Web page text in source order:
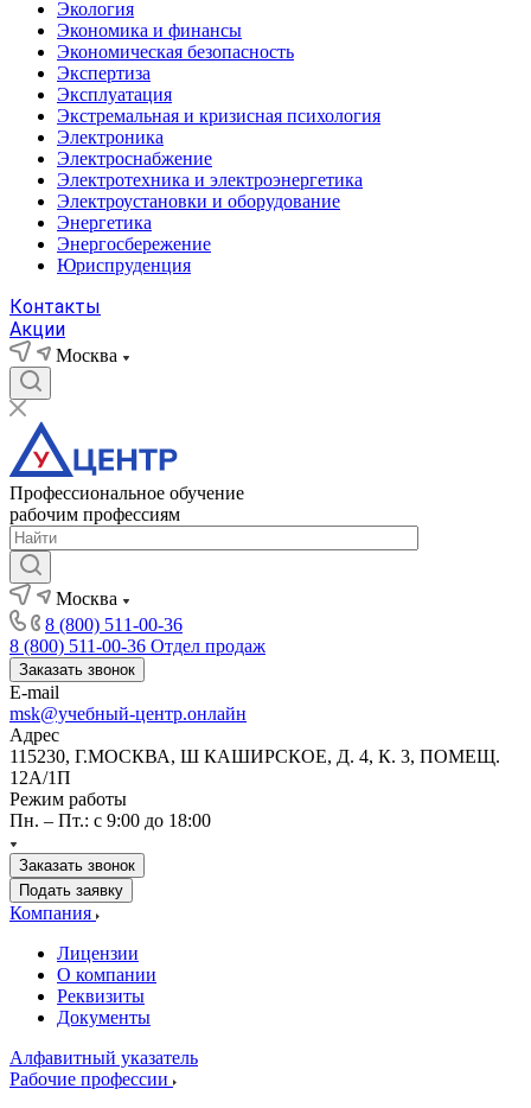
Экология
Экономика и финансы
Экономическая безопасность
Экспертиза
Эксплуатация
Экстремальная и кризисная психология
Электроника
Электроснабжение
Электротехника и электроэнергетика
Электроустановки и оборудование
Энергетика
Энергосбережение
Юриспруденция
Контакты
Акции
Москва
Профессиональное обучение
рабочим профессиям
Москва
8 (800) 511-00-36
8 (800) 511-00-36 Отдел продаж
Заказать звонок
E-mail
msk@учебный-центр.онлайн
Адрес
115230, Г.МОСКВА, Ш КАШИРСКОЕ, Д. 4, К. 3, ПОМЕЩ.
12А/1П
Режим работы
Пн. – Пт.: с 9:00 до 18:00
Заказать звонок
Подать заявку
Компания
Лицензии
О компании
Реквизиты
Документы
Алфавитный указатель
Рабочие профессии